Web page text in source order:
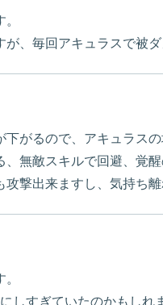
が、毎回アキュラスで被
下がるので、アキュラス
、無敵スキルで回避、覚
攻撃出来ますし、気持ち
しすぎていたのかもしれ